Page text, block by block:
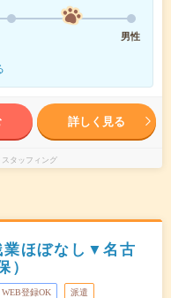
男性
詳しく見る
タッフィング
業ほぼなし▼名古
WEB登録OK 派遣